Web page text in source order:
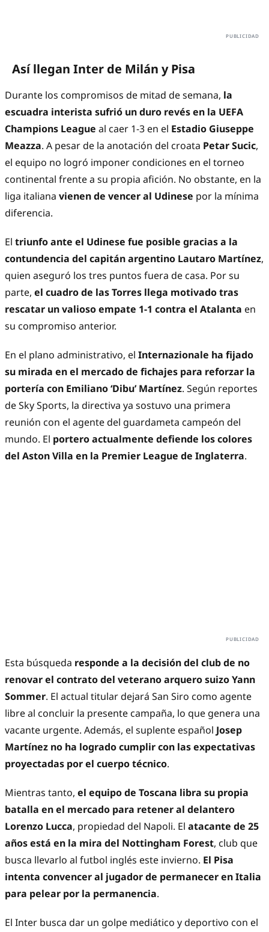
Así llegan Inter de Milán y Pisa
Durante los compromisos de mitad de semana, la
escuadra interista sufrió un duro revés en la UEFA
Champions League al caer 1-3 en el Estadio Giuseppe
Meazza. A pesar de la anotación del croata Petar Sucic,
el equipo no logró imponer condiciones en el torneo
continental frente a su propia afición. No obstante, en la
liga italiana vienen de vencer al Udinese por la mínima
diferencia.
El triunfo ante el Udinese fue posible gracias a la
contundencia del capitán argentino Lautaro Martínez,
quien aseguró los tres puntos fuera de casa. Por su
parte, el cuadro de las Torres llega motivado tras
rescatar un valioso empate 1-1 contra el Atalanta en
su compromiso anterior.
En el plano administrativo, el Internazionale ha fijado
su mirada en el mercado de fichajes para reforzar la
portería con Emiliano ‘Dibu’ Martínez. Según reportes
de Sky Sports, la directiva ya sostuvo una primera
reunión con el agente del guardameta campeón del
mundo. El portero actualmente defiende los colores
del Aston Villa en la Premier League de Inglaterra.
Esta búsqueda responde a la decisión del club de no
renovar el contrato del veterano arquero suizo Yann
Sommer. El actual titular dejará San Siro como agente
libre al concluir la presente campaña, lo que genera una
vacante urgente. Además, el suplente español Josep
Martínez no ha logrado cumplir con las expectativas
proyectadas por el cuerpo técnico.
Mientras tanto, el equipo de Toscana libra su propia
batalla en el mercado para retener al delantero
Lorenzo Lucca, propiedad del Napoli. El atacante de 25
años está en la mira del Nottingham Forest, club que
busca llevarlo al futbol inglés este invierno. El Pisa
intenta convencer al jugador de permanecer en Italia
para pelear por la permanencia.
El Inter busca dar un golpe mediático y deportivo con el